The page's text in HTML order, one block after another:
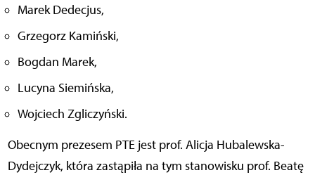
Marek Dedecjus,
Grzegorz Kamiński,
Bogdan Marek,
Lucyna Siemińska,
Wojciech Zgliczyński.
Obecnym prezesem PTE jest prof. Alicja Hubalewska-
Dydejczyk, która zastąpiła na tym stanowisku prof. Beatę